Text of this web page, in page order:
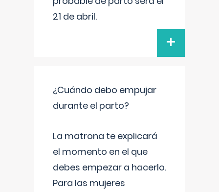
21 de abril.
+
¿Cuándo debo empujar
durante el parto?
La matrona te explicará
el momento en el que
debes empezar a hacerlo.
Para las mujeres